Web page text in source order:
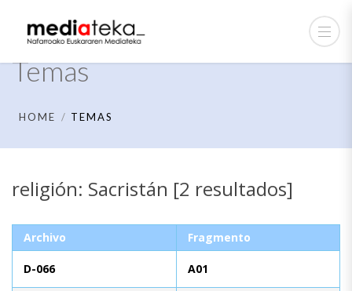
Temas
HOME TEMAS
religión: Sacristán [2 resultados]
Archivo Fragmento
D-066 A01